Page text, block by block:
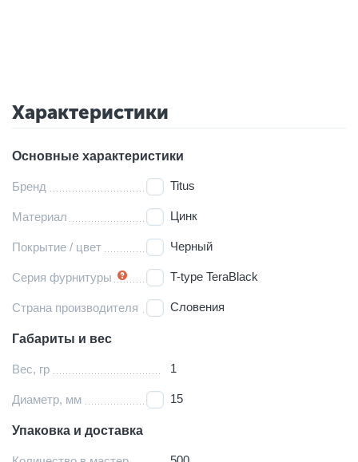
Характеристики
Основные характеристики
Бренд Titus
Материал Цинк
Покрытие / цвет Черный
Серия фурнитуры T-type TeraBlack
Страна производителя Словения
Габариты и вес
Вес, гр 1
Диаметр, мм 15
Упаковка и доставка